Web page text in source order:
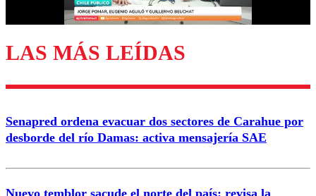
Enviar comentario
LAS MÁS LEÍDAS
Senapred ordena evacuar dos sectores de Carahue por
desborde del río Damas: activa mensajería SAE